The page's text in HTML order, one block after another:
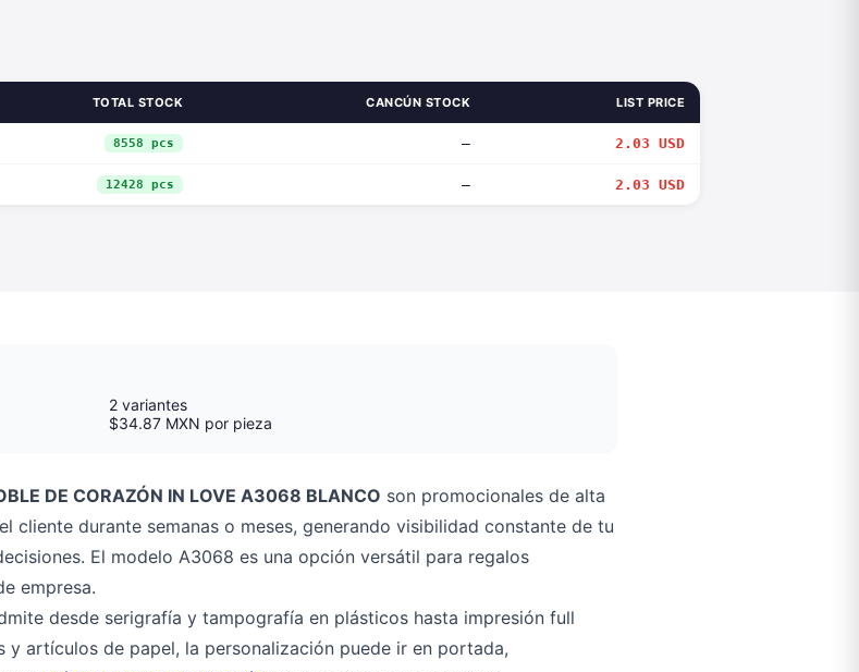
TOTAL STOCK CANCÚN STOCK LIST PRICE
8558 pcs — 2.03 USD
12428 pcs — 2.03 USD
2 variantes
$34.87 MXN por pieza
DE CORAZÓN IN LOVE A3068 BLANCO son promocionales de alta
cliente durante semanas o meses, generando visibilidad constante de tu
El modelo A3068 es una opción versátil para regalos
empresa.
desde serigrafía y tampografía en plásticos hasta impresión full
artículos de papel, la personalización puede ir en portada,